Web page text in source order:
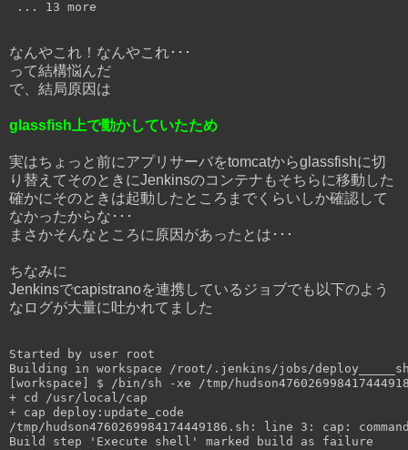
なんやこれ！なんやこれ･･･
って結構悩んだ
で、結局原因は
glassfish上で動かしていたため
実はちょっと前にアプリサーバをtomcatからglassfishに切
り替えてそのときにJenkinsのコンテナもそちらに移動した
確かにそのときは起動したところまでくらいしか確認して
なかったからな･･･
まさかそんなところに原因があったとは･･･
ちなみに
Jenkinsでcapistranoを連携しているジョブでも以下のよう
なログが大量に吐かれてました
Started by user root
Building in workspace /root/.jenkins/jobs/
[workspace] $ /bin/sh -xe /tmp/
+ cd /usr/local/cap
+ cap deploy:update_code
/tmp/hudson4760269984174449186.sh: line 3: cap:
Build step 'Execute shell' marked build as failure